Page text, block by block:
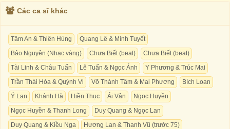
Các ca sĩ khác
Tâm An & Thiên Hùng
Quang Lê & Minh Tuyết
Bảo Nguyên (Nhạc vàng)
Chưa Biết (beat)
Chưa Biết (beat)
Tài Linh & Châu Tuấn
Lê Tuấn & Ngọc Ánh
Y Phương & Trúc Mai
Trần Thái Hòa & Quỳnh Vi
Võ Thành Tâm & Mai Phương
Bích Loan
Ý Lan
Khánh Hà Hiền Thục Ái Vân
Ngọc Huyền
Ngọc Huyền & Thanh Long
Duy Quang & Ngọc Lan
Duy Quang & Kiều Nga
Hương Lan & Thanh Vũ (trước 75)